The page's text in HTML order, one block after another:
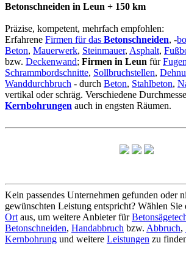
Betonschneiden in Leun + 150 km
Präzise, kompetent, mehrfach empfohlen:
Erfahrene Firmen für das Betonschneiden, -
Beton, Mauerwerk, Steinmauer, Asphalt,
bzw. Deckenwand; Firmen in Leun für
Schrammbordschnitte, Sollbruchstellen,
Wanddurchbruch - durch Beton, Stahlbeton,
vertikal oder schräg. Verschiedene
Kernbohrungen auch in engsten Räumen.
Kein passendes Unternehmen gefunden oder
gewünschten Leistung entspricht? Wählen Sie
Ort aus, um weitere Anbieter für
Betonschneiden, Handabbruch bzw. Abbruch,
Kernbohrung und weitere Leistungen zu